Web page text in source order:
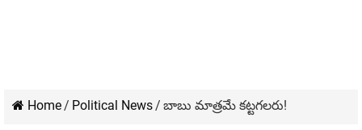
Home/ Political News/ బాబు మాత్ర‌మే క‌ట్ట‌గల‌రు!